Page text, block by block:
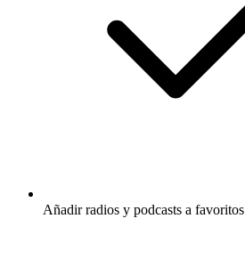
Añadir radios y podcasts a favoritos